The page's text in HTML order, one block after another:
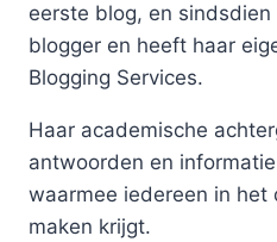
eerste blog, en
blogger en heeft haar
Blogging Services.
Haar academische
antwoorden en
waarmee iedereen in het
maken krijgt.